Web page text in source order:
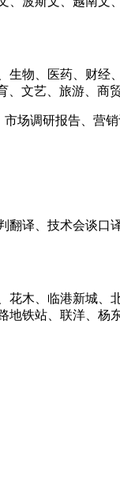
物、医药、财经
文艺、旅游、商
场调研报告、营
译、技术会谈口
木、临港新城、
铁站、联洋、杨